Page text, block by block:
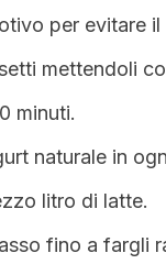
per evitare
mettendoli
minuti.
naturale in
litro di latte.
fino a fargli